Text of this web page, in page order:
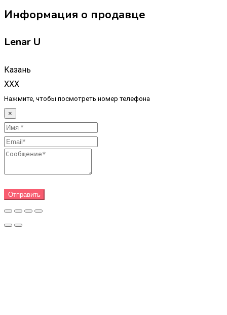
Информация о продавце
Lenar U
Казань
XXX
Нажмите, чтобы посмотреть номер телефона
×
Отправить